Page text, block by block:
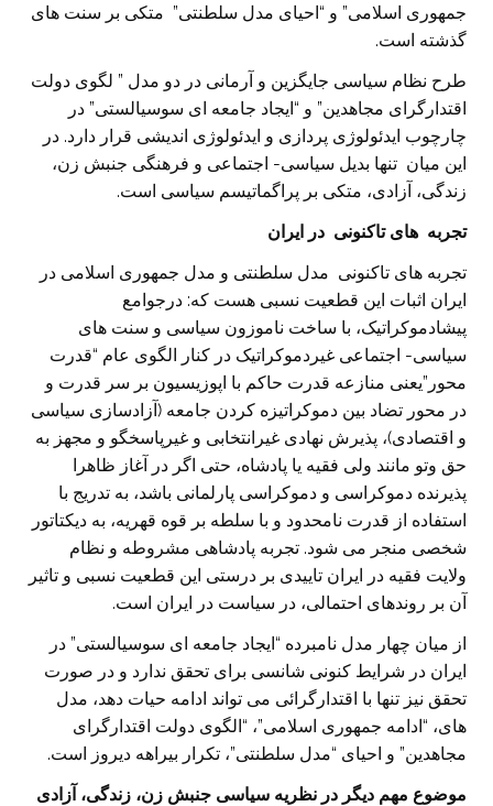
جمهوری اسلامی” و “احیای مدل سلطنتی” متکی بر سنت های
گذشته است.
طرح نظام سیاسی جایگزین و آرمانی در دو مدل ” لگوی دولت
اقتدارگرای مجاهدین” و “ایجاد جامعه ای سوسیالستی” در
چارچوب ایدئولوژی پردازی و ایدئولوژی اندیشی قرار دارد. در
این میان تنها بدیل سیاسی- اجتماعی و فرهنگی جنبش زن،
زندگی، آزادی، متکی بر پراگماتیسم سیاسی است.
تجربه های تاکنونی در ایران
تجربه های تاکنونی مدل سلطنتی و مدل جمهوری اسلامی در
ایران اثبات این قطعیت نسبی هست که: درجوامع
پیشادموکراتیک، با ساخت ناموزون سیاسی و سنت های
سیاسی- اجتماعی غیردموکراتیک در کنار الگوی عام “قدرت
محور”یعنی منازعه قدرت حاکم با اپوزیسیون بر سر قدرت و
در محور تضاد بین دموکراتیزه کردن جامعه (آزادسازی سیاسی
و اقتصادی)، پذیرش نهادی غیرانتخابی و غیرپاسخگو و مجهز به
حق وتو مانند ولی فقیه یا پادشاه، حتی اگر در آغاز ظاهرا
پذیرنده دموکراسی و دموکراسی پارلمانی باشد، به تدریج با
استفاده از قدرت نامحدود و با سلطه بر قوه قهریه، به دیکتاتور
شخصی منجر می شود. تجربه پادشاهی مشروطه و نظام
ولایت فقیه در ایران تاییدی بر درستی این قطعیت نسبی و تاثیر
آن بر روندهای احتمالی، در سیاست در ایران است.
از میان چهار مدل نامبرده “ایجاد جامعه ای سوسیالستی” در
ایران در شرایط کنونی شانسی برای تحقق ندارد و در صورت
تحقق نیز تنها با اقتدارگرائی می تواند ادامه حیات دهد، مدل
های، “ادامه جمهوری اسلامی”، “الگوی دولت اقتدارگرای
مجاهدین” و احیای “مدل سلطنتی”، تکرار بیراهه دیروز است.
موضوع مهم دیگر در نظریه سیاسی جنبش زن، زندگی، آزادی